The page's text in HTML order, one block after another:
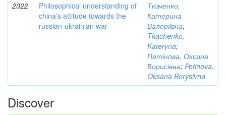
2022
Philosophical understanding of
china's attitude towards the
russian-ukrainian war
Ткаченко,
Катерина
Валеріївна;
Tkachenko,
Kateryna;
Петінова, Оксана
Борисівна; Petinova,
Oksana Borysivna
Discover